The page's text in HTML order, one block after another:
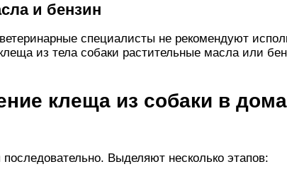
и бензин
специалисты не рекомендуют
из тела собаки растительные масла или
клеща из собаки в
Выделяют несколько этапов: